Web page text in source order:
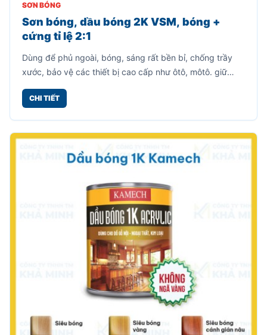
SƠN BÓNG
Sơn bóng, dầu bóng 2K VSM, bóng +
cứng tỉ lệ 2:1
Dùng để phủ ngoài, bóng, sáng rất bền bỉ, chống trầy
xước, bảo vệ các thiết bị cao cấp như ôtô, môtô. giữ
nguyên màu sắc của vật thể.
CHI TIẾT